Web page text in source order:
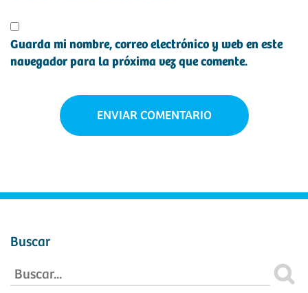
Guarda mi nombre, correo electrónico y web en este
navegador para la próxima vez que comente.
Buscar